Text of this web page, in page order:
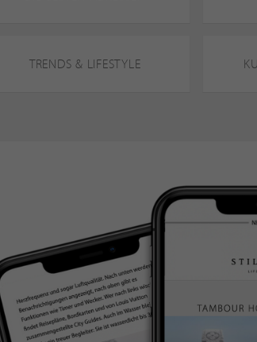
TRENDS & LIFESTYLE